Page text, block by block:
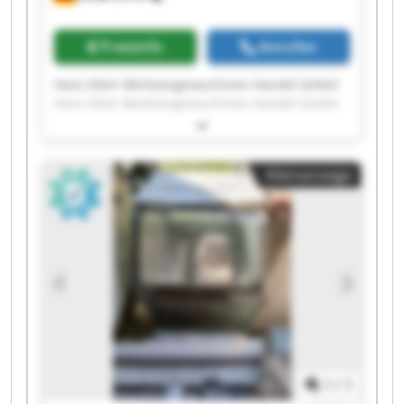
Preisinfo Anrufen
Hans Klein Werkzeugmaschinen-Handel GmbH
Hans Klein Werkzeugmaschinen-Handel GmbH
Hans Klein Werkzeugmaschinen-Handel GmbH
Hans Klein Werkzeugmaschinen-Handel GmbH
Hans Klein Werkzeugmaschinen-Handel GmbH
Hans Klein Werkzeugmaschinen-Handel GmbH
Hans Klein Werkzeugmaschinen-Handel GmbH
Hans Klein Werkzeugmaschinen-Handel GmbH
Hans Klein Werkzeugmaschinen-Handel GmbH
Hans Klein Werkzeugmaschinen-Handel GmbH
Hans Klein Werkzeugmaschinen-Handel GmbH
Hans Klein Werkzeugmaschinen-Handel GmbH
Hans Klein Werkzeugmaschinen-Handel GmbH
Hans Klein Werkzeugmaschinen-Handel GmbH
Hans Klein Werkzeugmaschinen-Handel GmbH
Kleinanzeige